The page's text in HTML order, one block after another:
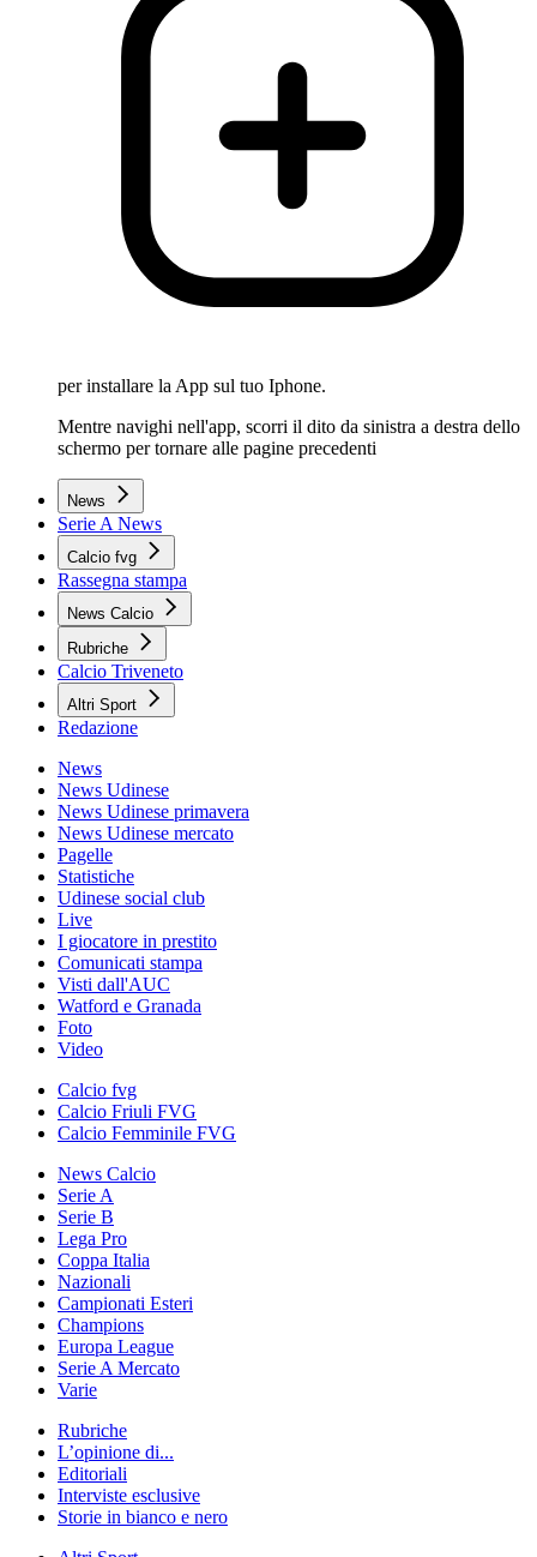
per installare la App sul tuo Iphone.
Mentre navighi nell'app, scorri il dito da sinistra a destra dello
schermo per tornare alle pagine precedenti
News
Serie A News
Calcio fvg
Rassegna stampa
News Calcio
Rubriche
Calcio Triveneto
Altri Sport
Redazione
News
News Udinese
News Udinese primavera
News Udinese mercato
Pagelle
Statistiche
Udinese social club
Live
I giocatore in prestito
Comunicati stampa
Visti dall'AUC
Watford e Granada
Foto
Video
Calcio fvg
Calcio Friuli FVG
Calcio Femminile FVG
News Calcio
Serie A
Serie B
Lega Pro
Coppa Italia
Nazionali
Campionati Esteri
Champions
Europa League
Serie A Mercato
Varie
Rubriche
L’opinione di...
Editoriali
Interviste esclusive
Storie in bianco e nero